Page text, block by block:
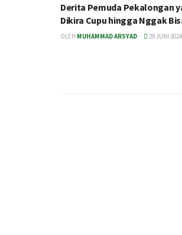
Derita Pemuda Pekalongan
Dikira Cupu hingga Nggak
OLEH MUHAMMAD ARSYAD 29 JUNI 2024